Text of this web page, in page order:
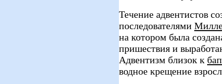
Течение адвентистов
последователями
на котором была
пришествия и
Адвентизм близок к
водное крещение